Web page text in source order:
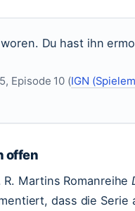
Du hast ihn
Episode 10 (IGN
offen
R. Martins Romanreihe
dass die Serie